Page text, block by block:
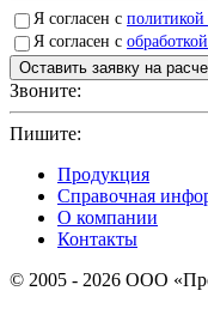
Я согласен с
Я согласен с
Звоните:
Пишите:
Продукция
Справочная
О компании
Контакты
© 2005 - 2026 OOO